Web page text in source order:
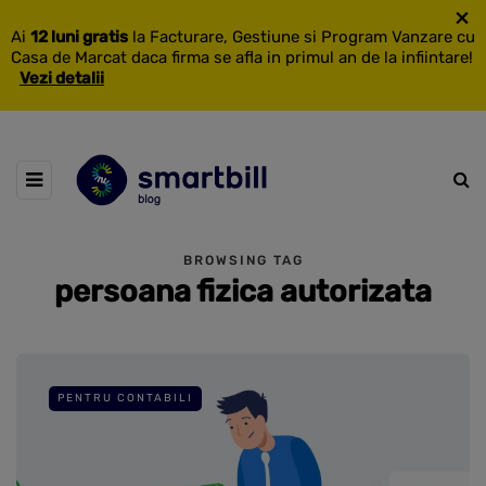
Ai 12 luni gratis la Facturare, Gestiune si Program Vanzare cu
Casa de Marcat daca firma se afla in primul an de la infiintare!
Vezi detalii
×
BROWSING TAG
persoana fizica autorizata
PENTRU CONTABILI